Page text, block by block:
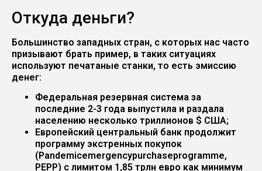
Откуда деньги?
Большинство западных стран, с которых нас часто
призывают брать пример, в таких ситуациях
используют печатаные станки, то есть эмиссию
денег:
Федеральная резервная система за
последние 2-3 года выпустила и раздала
населению несколько триллионов $ США;
Европейский центральный банк продолжит
программу экстренных покупок
(Pandemicemergencypurchaseprogramme,
PEPP) с лимитом 1,85 трлн евро как минимум